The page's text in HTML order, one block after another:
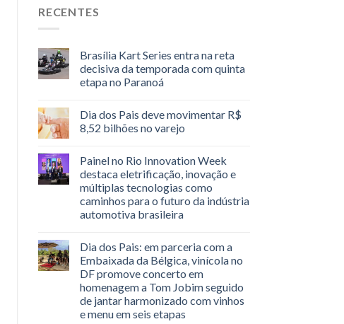
RECENTES
Brasília Kart Series entra na reta
decisiva da temporada com quinta
etapa no Paranoá
Dia dos Pais deve movimentar R$
8,52 bilhões no varejo
Painel no Rio Innovation Week
destaca eletrificação, inovação e
múltiplas tecnologias como
caminhos para o futuro da indústria
automotiva brasileira
Dia dos Pais: em parceria com a
Embaixada da Bélgica, vinícola no
DF promove concerto em
homenagem a Tom Jobim seguido
de jantar harmonizado com vinhos
e menu em seis etapas